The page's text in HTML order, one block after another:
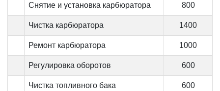
Снятие и установка карбюратора 800
Чистка карбюратора 1400
Ремонт карбюратора 1000
Регулировка оборотов 600
Чистка топливного бака 600